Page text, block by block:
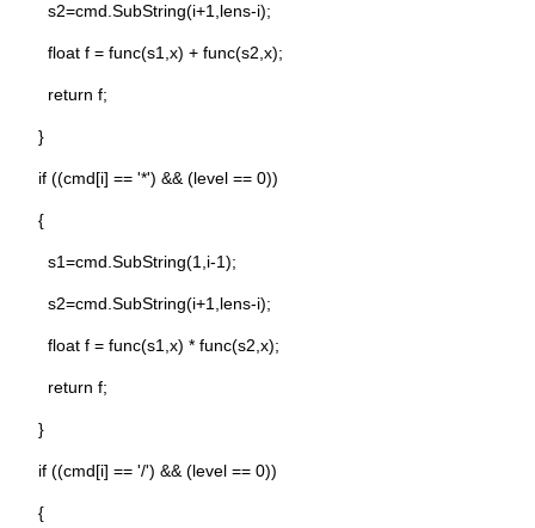
s2=cmd.SubString(i+1,lens-i);
float f = func(s1,x) + func(s2,x);
return f;
}
if ((cmd[i] == '*') && (level == 0))
{
s1=cmd.SubString(1,i-1);
s2=cmd.SubString(i+1,lens-i);
float f = func(s1,x) * func(s2,x);
return f;
}
if ((cmd[i] == '/') && (level == 0))
{